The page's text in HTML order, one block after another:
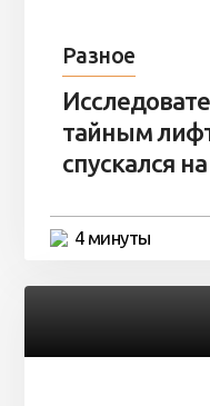
Разное
тайным
спускался на
4 минуты